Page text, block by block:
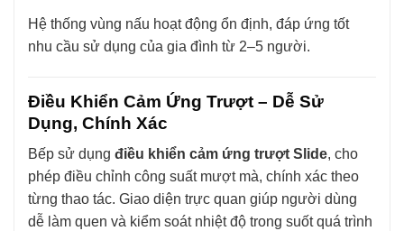
Hệ thống vùng nấu hoạt động ổn định, đáp ứng tốt
nhu cầu sử dụng của gia đình từ 2–5 người.
Điều Khiển Cảm Ứng Trượt – Dễ Sử
Dụng, Chính Xác
Bếp sử dụng điều khiển cảm ứng trượt Slide, cho
phép điều chỉnh công suất mượt mà, chính xác theo
từng thao tác. Giao diện trực quan giúp người dùng
dễ làm quen và kiểm soát nhiệt độ trong suốt quá trình